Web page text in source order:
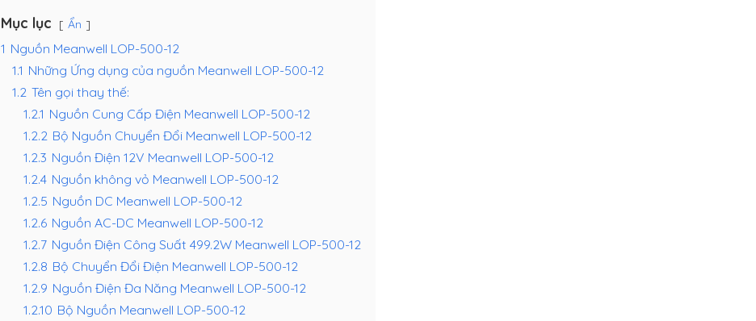
Mục lục Ẩn
1 Nguồn Meanwell LOP-500-12
1.1 Những Ứng dụng của nguồn Meanwell LOP-500-12
1.2 Tên gọi thay thế:
1.2.1 Nguồn Cung Cấp Điện Meanwell LOP-500-12
1.2.2 Bộ Nguồn Chuyển Đổi Meanwell LOP-500-12
1.2.3 Nguồn Điện 12V Meanwell LOP-500-12
1.2.4 Nguồn không vỏ Meanwell LOP-500-12
1.2.5 Nguồn DC Meanwell LOP-500-12
1.2.6 Nguồn AC-DC Meanwell LOP-500-12
1.2.7 Nguồn Điện Công Suất 499.2W Meanwell LOP-500-12
1.2.8 Bộ Chuyển Đổi Điện Meanwell LOP-500-12
1.2.9 Nguồn Điện Đa Năng Meanwell LOP-500-12
1.2.10 Bộ Nguồn Meanwell LOP-500-12